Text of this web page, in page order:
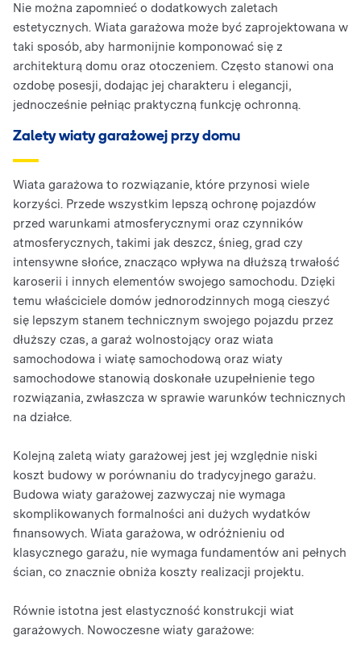
Nie można zapomnieć o dodatkowych zaletach
estetycznych. Wiata garażowa może być zaprojektowana w
taki sposób, aby harmonijnie komponować się z
architekturą domu oraz otoczeniem. Często stanowi ona
ozdobę posesji, dodając jej charakteru i elegancji,
jednocześnie pełniąc praktyczną funkcję ochronną.
Zalety wiaty garażowej przy domu
Wiata garażowa to rozwiązanie, które przynosi wiele
korzyści. Przede wszystkim lepszą ochronę pojazdów
przed warunkami atmosferycznymi oraz czynników
atmosferycznych, takimi jak deszcz, śnieg, grad czy
intensywne słońce, znacząco wpływa na dłuższą trwałość
karoserii i innych elementów swojego samochodu. Dzięki
temu właściciele domów jednorodzinnych mogą cieszyć
się lepszym stanem technicznym swojego pojazdu przez
dłuższy czas, a garaż wolnostojący oraz wiata
samochodowa i wiatę samochodową oraz wiaty
samochodowe stanowią doskonałe uzupełnienie tego
rozwiązania, zwłaszcza w sprawie warunków technicznych
na działce.
Kolejną zaletą wiaty garażowej jest jej względnie niski
koszt budowy w porównaniu do tradycyjnego garażu.
Budowa wiaty garażowej zazwyczaj nie wymaga
skomplikowanych formalności ani dużych wydatków
finansowych. Wiata garażowa, w odróżnieniu od
klasycznego garażu, nie wymaga fundamentów ani pełnych
ścian, co znacznie obniża koszty realizacji projektu.
Równie istotna jest elastyczność konstrukcji wiat
garażowych. Nowoczesne wiaty garażowe: